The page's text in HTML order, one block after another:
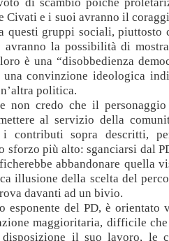
Civati e i suoi avranno il
questi gruppi sociali, piuttosto
avranno la possibilità di
è una “disobbedienza
una convinzione ideologica
politica.
non credo che il
al servizio della
i contributi sopra descritti,
sforzo più alto: sganciarsi dal
abbandonare quella
illusione della scelta del
davanti ad un bivio.
esponente del PD, è orientato
maggioritaria, difficile che
il suo lavoro, le